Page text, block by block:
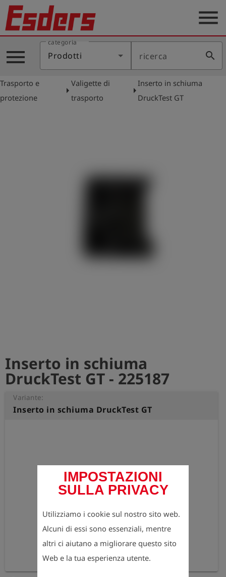
Prodotti
Applicazione
Assistenza
IMPOSTAZIONI
SULLA PRIVACY
Utilizziamo i cookie sul nostro sito web.
Alcuni di essi sono essenziali, mentre
altri ci aiutano a migliorare questo sito
Web e la tua esperienza utente.
menu
menu
categoria
Prodotti ricerca search
Trasporto e
protezione
arrow_right
Valigette di
trasporto
arrow_right
Inserto in schiuma
DruckTest GT
Inserto in schiuma
DruckTest GT - 225187
Variante:
Inserto in schiuma DruckTest GT